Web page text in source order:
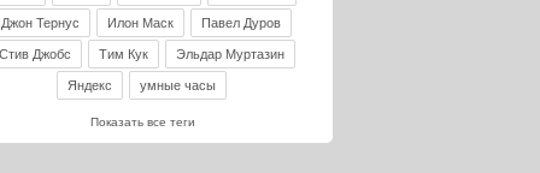
Джон Тернус Илон Маск Павел Дуров
Джобс Тим Кук Эльдар Муртазин
Яндекс умные часы
Показать все теги